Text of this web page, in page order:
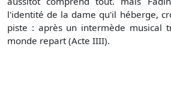
l'identité de la dame qu'il héberge,
piste : après un intermède musical
monde repart (Acte IIII).